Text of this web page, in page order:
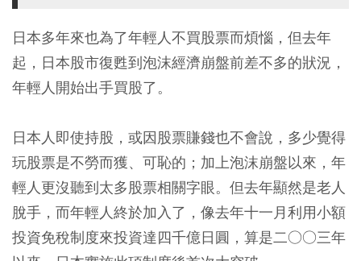
日本多年來也為了年輕人不買股票而煩惱，但去年
起，日本股市復甦到泡沫經濟崩盤前差不多的狀況，
年輕人開始出手買股了。
日本人即使持股，或因股票賺錢也不會說，多少覺得
玩股票是不勞而獲、可恥的；加上泡沫崩盤以來，年
輕人更沒聽到太多股票相關字眼。但去年顯然是老人
脫手，而年輕人終於加入了，像去年十一月利用小額
投資免稅制度來投資達四千億日圓，算是二○○三年